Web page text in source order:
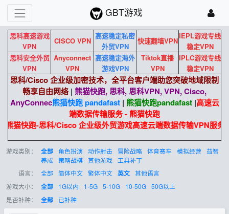
GBT游戏
思科高速游戏
VPN
CISCO VPN
高速稳定私密
外贸VPN
快速翻墙VPN
IEPL游戏专线
稳定VPN
思科安全外贸
VPN
Anyconnect
VPN
高速稳定海外
游戏VPN
Tiktok直播
VPN
IPLC游戏专线
稳定VPN
思科/Cisco 企业级加密技术，全平台客户端助您突破地域限制
畅享自由网络 | 熊猫快跑, 思科, 思科VPN, VPN, Cisco,
AnyConnec熊猫快跑 pandafast| 熊猫快跑pandafast|高速云
端数据传输服务 - 熊猫快跑
熊猫快跑-思科/Cisco 企业级外贸游戏高速云端数据传输VPN服务。
游戏类别： 全部 角色扮演 动作射击 冒险战略 体育赛车 模拟经营 益智
养成 策略战棋 其他游戏
工具补丁
语言：
全部 简体中文 繁体中文 英文 其他语言
游戏大小：
全部 1G以内 1-5G 5-10G 10-50G 50G以上
是否补种：
全部 已补种